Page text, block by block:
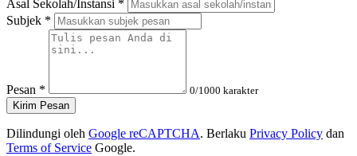
Asal Sekolah/Instansi *
Subjek *
Pesan * 0/1000 karakter
Kirim Pesan
Dilindungi oleh Google reCAPTCHA. Berlaku Privacy Policy dan
Terms of Service Google.